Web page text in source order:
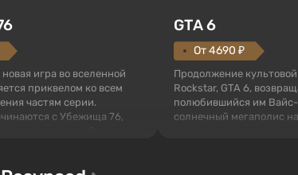
игра во вселенной
приквелом ко всем
частям серии.
с Убежища 76,
GTA 6
От 4690 ₽
Продолжение
Rockstar, GTA 6,
полюбившийся им
солнечный мегаполис